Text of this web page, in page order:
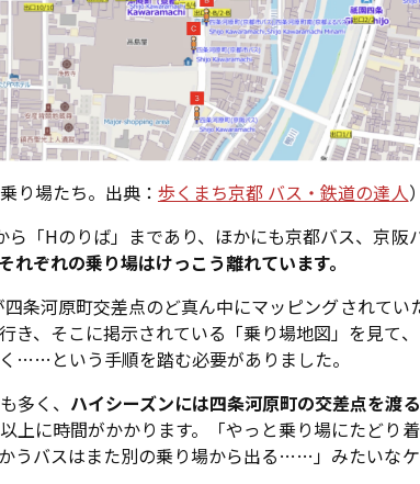
り場たち。出典： 歩くまち京都 バス・鉄道の達人）
「Hのりば」まであり、ほかにも京都バス、京阪
それぞれの乗り場はけっこう離れています。
条河原町交差点のど真ん中にマッピングされてい
き、そこに掲示されている「乗り場地図」を見て
……という手順を踏む必要がありました。
多く、 ハイシーズンには四条河原町の交差点を渡
上に時間がかかります。「やっと乗り場にたどり
うバスはまた別の乗り場から出る……」みたいなケ